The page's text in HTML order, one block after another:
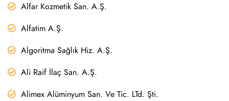
Alfar Kozmetik San. A.Ş.
Alfatim A.Ş.
Algoritma Sağlık Hiz. A.Ş.
Ali Raif İlaç San. A.Ş.
Alimex Alüminyum San. Ve Tic. LTd. Şti.